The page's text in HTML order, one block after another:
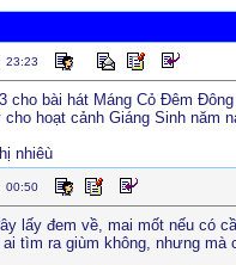
23:23
cho bài hát Máng Cỏ Đêm
hoạt cảnh Giáng Sinh năm
nhiêù
00:50
lấy đem về, mai mốt nếu có
tìm ra giùm không, nhưng